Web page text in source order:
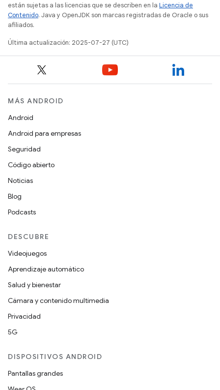
están sujetas a las licencias que se describen en la Licencia de
Contenido. Java y OpenJDK son marcas registradas de Oracle o sus
afiliados.
Última actualización: 2025-07-27 (UTC)
MÁS ANDROID
Android
Android para empresas
Seguridad
Código abierto
Noticias
Blog
Podcasts
DESCUBRE
Videojuegos
Aprendizaje automático
Salud y bienestar
Cámara y contenido multimedia
Privacidad
5G
DISPOSITIVOS ANDROID
Pantallas grandes